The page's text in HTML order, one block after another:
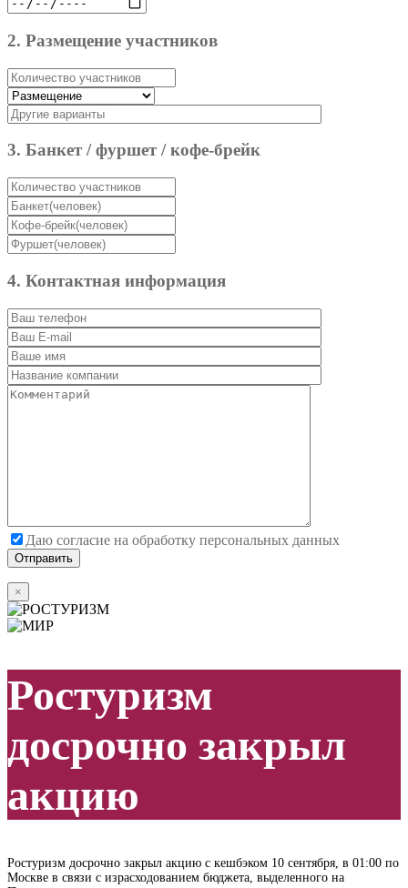
2. Размещение участников
3. Банкет / фуршет / кофе-брейк
4. Контактная информация
Даю согласие на обработку персональных данных
×
Ростуризм
досрочно закрыл
акцию
Ростуризм досрочно закрыл акцию с кешбэком 10 сентября, в 01:00 по
Москве в связи с израсходованием бюджета, выделенного на